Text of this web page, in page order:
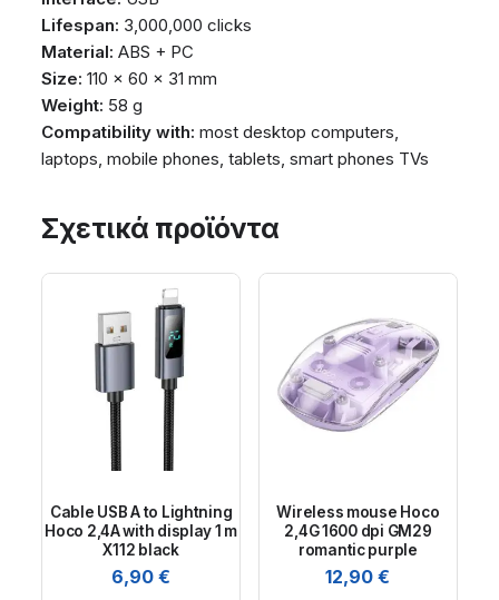
Lifespan: 3,000,000 clicks
Material: ABS + PC
Size: 110 x 60 x 31 mm
Weight: 58 g
Compatibility with: most desktop computers,
laptops, mobile phones, tablets, smart phones TVs
Σχετικά προϊόντα
Cable USB A to Lightning
Hoco 2,4A with display 1 m
X112 black
6,90€
Wireless mouse Hoco
2,4G 1600 dpi GM29
romantic purple
12,90€